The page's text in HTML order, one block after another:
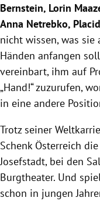
Bernstein, Lorin
Anna Netrebko,
nicht wissen, was
Händen anfangen
vereinbart, ihm auf
„Hand!“ zuzurufen,
in eine andere
Trotz seiner
Schenk Österreich
Josefstadt, bei den
Burgtheater. Und
schon in jungen